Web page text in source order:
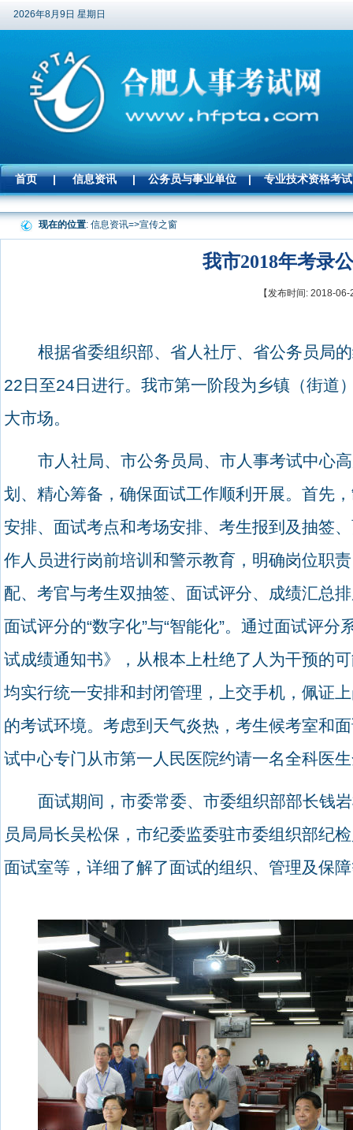
2026年8月9日 星期日
首页 | 信息资讯 | 公务员与事业单位 | 专业技术资格考试
现在的位置: 信息资讯=>宣传之窗
我市2018年考录
【发布时间: 2018-
根据省委组织部、省人社厅、省公务员局
22 日至24 日进行。我市第一阶段为乡镇（街道
大市场。
市人社局、市公务员局、市人事考试中心
划、精心筹备，确保面试工作顺利开展。首先
安排、面试考点和考场安排、考生报到及抽签
作人员进行岗前培训和警示教育，明确岗位职
配、考官与考生双抽签、面试评分、成绩汇总
面试评分的“数字化”与“智能化”。通过面试评分
试成绩通知书》，从根本上杜绝了人为干预的
均实行统一安排和封闭管理，上交手机，佩证
的考试环境。考虑到天气炎热，考生候考室和
试中心专门从市第一人民医院约请一名全科医
面试期间，市委常委、市委组织部部长钱
员局局长吴松保，市纪委监委驻市委组织部纪
面试室等，详细了解了面试的组织、管理及保